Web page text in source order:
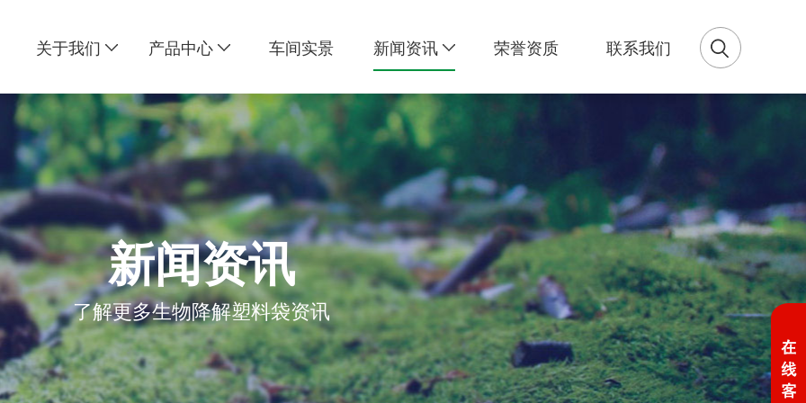
关于我们 产品中心 车间实景 新闻资讯 荣誉资质 联系我们
新闻资讯
了解更多生物降解塑料袋资讯